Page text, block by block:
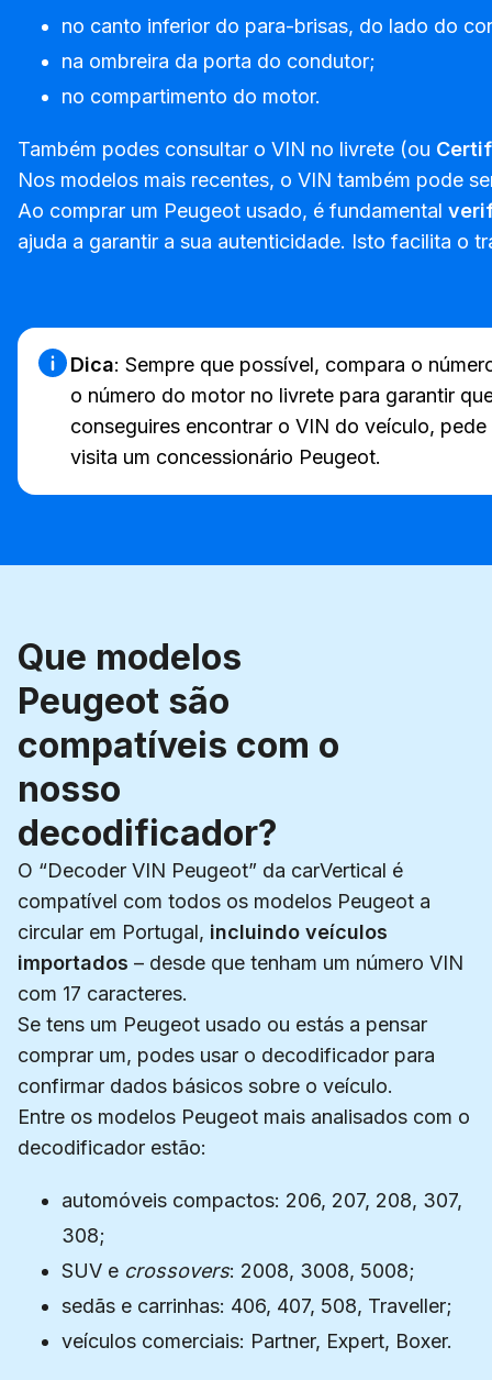
no canto inferior do para-brisas, do lado do
na ombreira da porta do condutor;
no compartimento do motor.
Também podes consultar o VIN no livrete (ou
Nos modelos mais recentes, o VIN também pode
Ao comprar um Peugeot usado, é fundamental
ajuda a garantir a sua autenticidade. Isto facilita o
Dica: Sempre que possível, compara o
o número do motor no livrete para garantir
conseguires encontrar o VIN do veículo,
visita um concessionário Peugeot.
Que modelos
Peugeot são
compatíveis com o
nosso
decodificador?
O “Decoder VIN Peugeot” da carVertical é
compatível com todos os modelos Peugeot a
circular em Portugal, incluindo veículos
importados – desde que tenham um número VIN
com 17 caracteres.
Se tens um Peugeot usado ou estás a pensar
comprar um, podes usar o decodificador para
confirmar dados básicos sobre o veículo.
Entre os modelos Peugeot mais analisados com o
decodificador estão:
automóveis compactos: 206, 207, 208, 307,
308;
SUV e crossovers: 2008, 3008, 5008;
sedãs e carrinhas: 406, 407, 508, Traveller;
veículos comerciais: Partner, Expert, Boxer.